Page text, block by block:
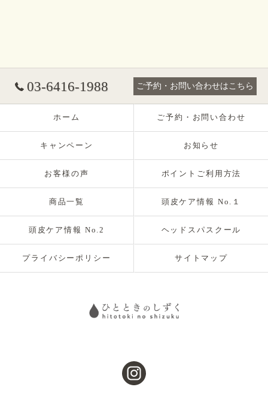
03-6416-1988 ご予約・お問い合わせはこちら
ホーム ご予約・お問い合わせ
キャンペーン お知らせ
お客様の声 ポイントご利用方法
商品一覧 頭皮ケア情報 No.１
頭皮ケア情報 No.2 ヘッドスパスクール
プライバシーポリシー サイトマップ